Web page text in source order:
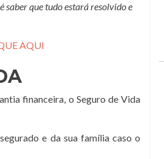
saber que tudo estará resolvido e
AQUI
financeira, o Seguro de Vida
e da sua família caso o